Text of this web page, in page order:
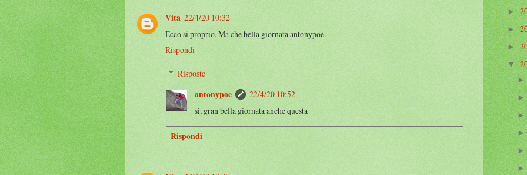
Vita 22/4/20 10:32
Ecco si proprio. Ma che bella giornata antonypoe.
Rispondi
Risposte
antonypoe
22/4/20 10:52
sì, gran bella giornata anche questa
Rispondi
►
►
►
▼